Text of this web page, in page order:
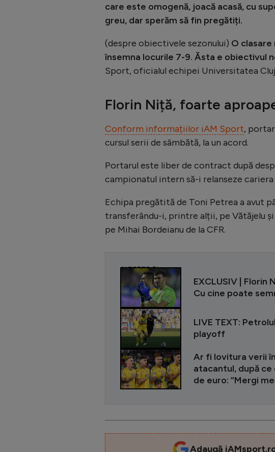
care este omogenă, joacă acasă, cu
greu, dar sperăm să fin pregătiți.
(despre obiectivele sezonului) O
însemna locurile 7-9. Ăsta e obiectivul
Sport, oficialul echipei Universitatea
Florin Niță, foarte
Conform informațiilor iAM Sport,
cursul serii de sâmbătă, la un acord.
Portarul este liber de contract după
campionatul intern să-i relanseze
Echipa pregătită de Toni Petrea a avut
transferându-i, printre alții, pe Vătăjelu
pe Mihai Bordeianu de la CFR.
CITEȘTE ȘI
EXCLUSIV | Florin
Cu cine poate
LIVE TEXT:
playoff
Ar fi lovitura verii
atacantul, după
de euro: ”Mergi
Adaugă